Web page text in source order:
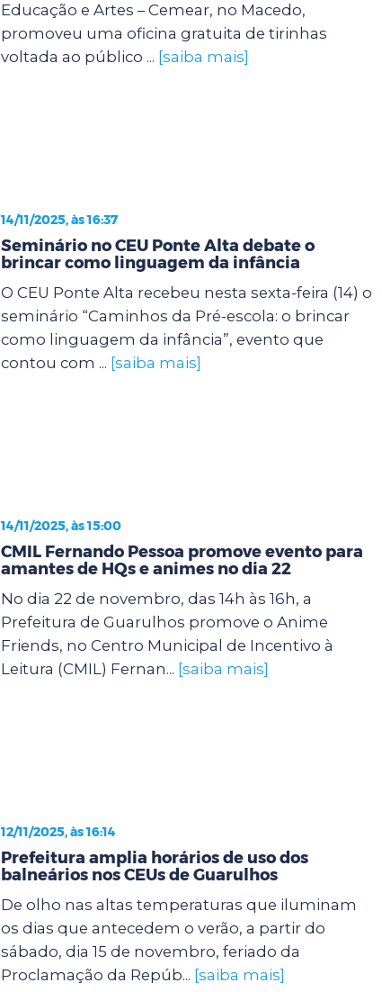
Educação e Artes – Cemear, no Macedo,
promoveu uma oficina gratuita de tirinhas
voltada ao público ... [saiba mais]
14/11/2025, às 16:37
Seminário no CEU Ponte Alta debate o
brincar como linguagem da infância
O CEU Ponte Alta recebeu nesta sexta-feira (14) o
seminário “Caminhos da Pré-escola: o brincar
como linguagem da infância”, evento que
contou com ... [saiba mais]
14/11/2025, às 15:00
CMIL Fernando Pessoa promove evento para
amantes de HQs e animes no dia 22
No dia 22 de novembro, das 14h às 16h, a
Prefeitura de Guarulhos promove o Anime
Friends, no Centro Municipal de Incentivo à
Leitura (CMIL) Fernan... [saiba mais]
12/11/2025, às 16:14
Prefeitura amplia horários de uso dos
balneários nos CEUs de Guarulhos
De olho nas altas temperaturas que iluminam
os dias que antecedem o verão, a partir do
sábado, dia 15 de novembro, feriado da
Proclamação da Repúb... [saiba mais]